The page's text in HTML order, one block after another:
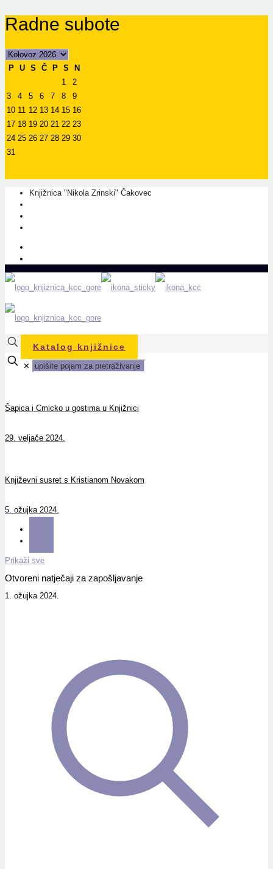
Radne subote
P U S Č P S
N
1
2
3
4 5 6 7 8
9
10 11 12 13 14 15 16
17 18 19 20 21 22 23
24 25 26 27 28 29 30
31
Knjižnica "Nikola Zrinski" Čakovec
Katalog knjižnice
✕
Šapica i Cmicko u gostima u Knjižnici
29. veljače 2024.
Književni susret s Kristianom Novakom
5. ožujka 2024.
Prikaži sve
Otvoreni natječaji za zapošljavanje
1. ožujka 2024.